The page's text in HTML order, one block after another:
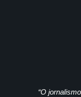
“O